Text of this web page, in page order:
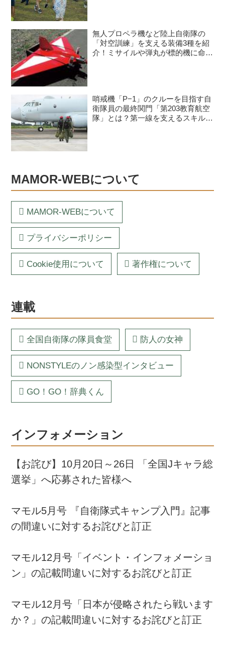
無人プロペラ機など陸上自衛隊の
「対空訓練」を支える装備3種を紹
介！ミサイルや弾丸が標的機に命中
哨戒機「P−1」のクルーを目指す自
衛隊員の最終関門「第203教育航空
隊」とは？第一線を支えるスキルを
MAMOR-WEBについて
MAMOR-WEBについて
プライバシーポリシー
Cookie使用について 著作権について
連載
全国自衛隊の隊員食堂 防人の女神
NONSTYLEのノン感染型インタビュー
GO！GO！辞典くん
インフォメーション
【お詫び】10月20日～26日 「全国Jキャラ総
選挙」へ応募された皆様へ
マモル5月号 『自衛隊式キャンプ入門』記事
の間違いに対するお詫びと訂正
マモル12月号「イベント・インフォメーショ
ン」の記載間違いに対するお詫びと訂正
マモル12月号「日本が侵略されたら戦います
か？」の記載間違いに対するお詫びと訂正